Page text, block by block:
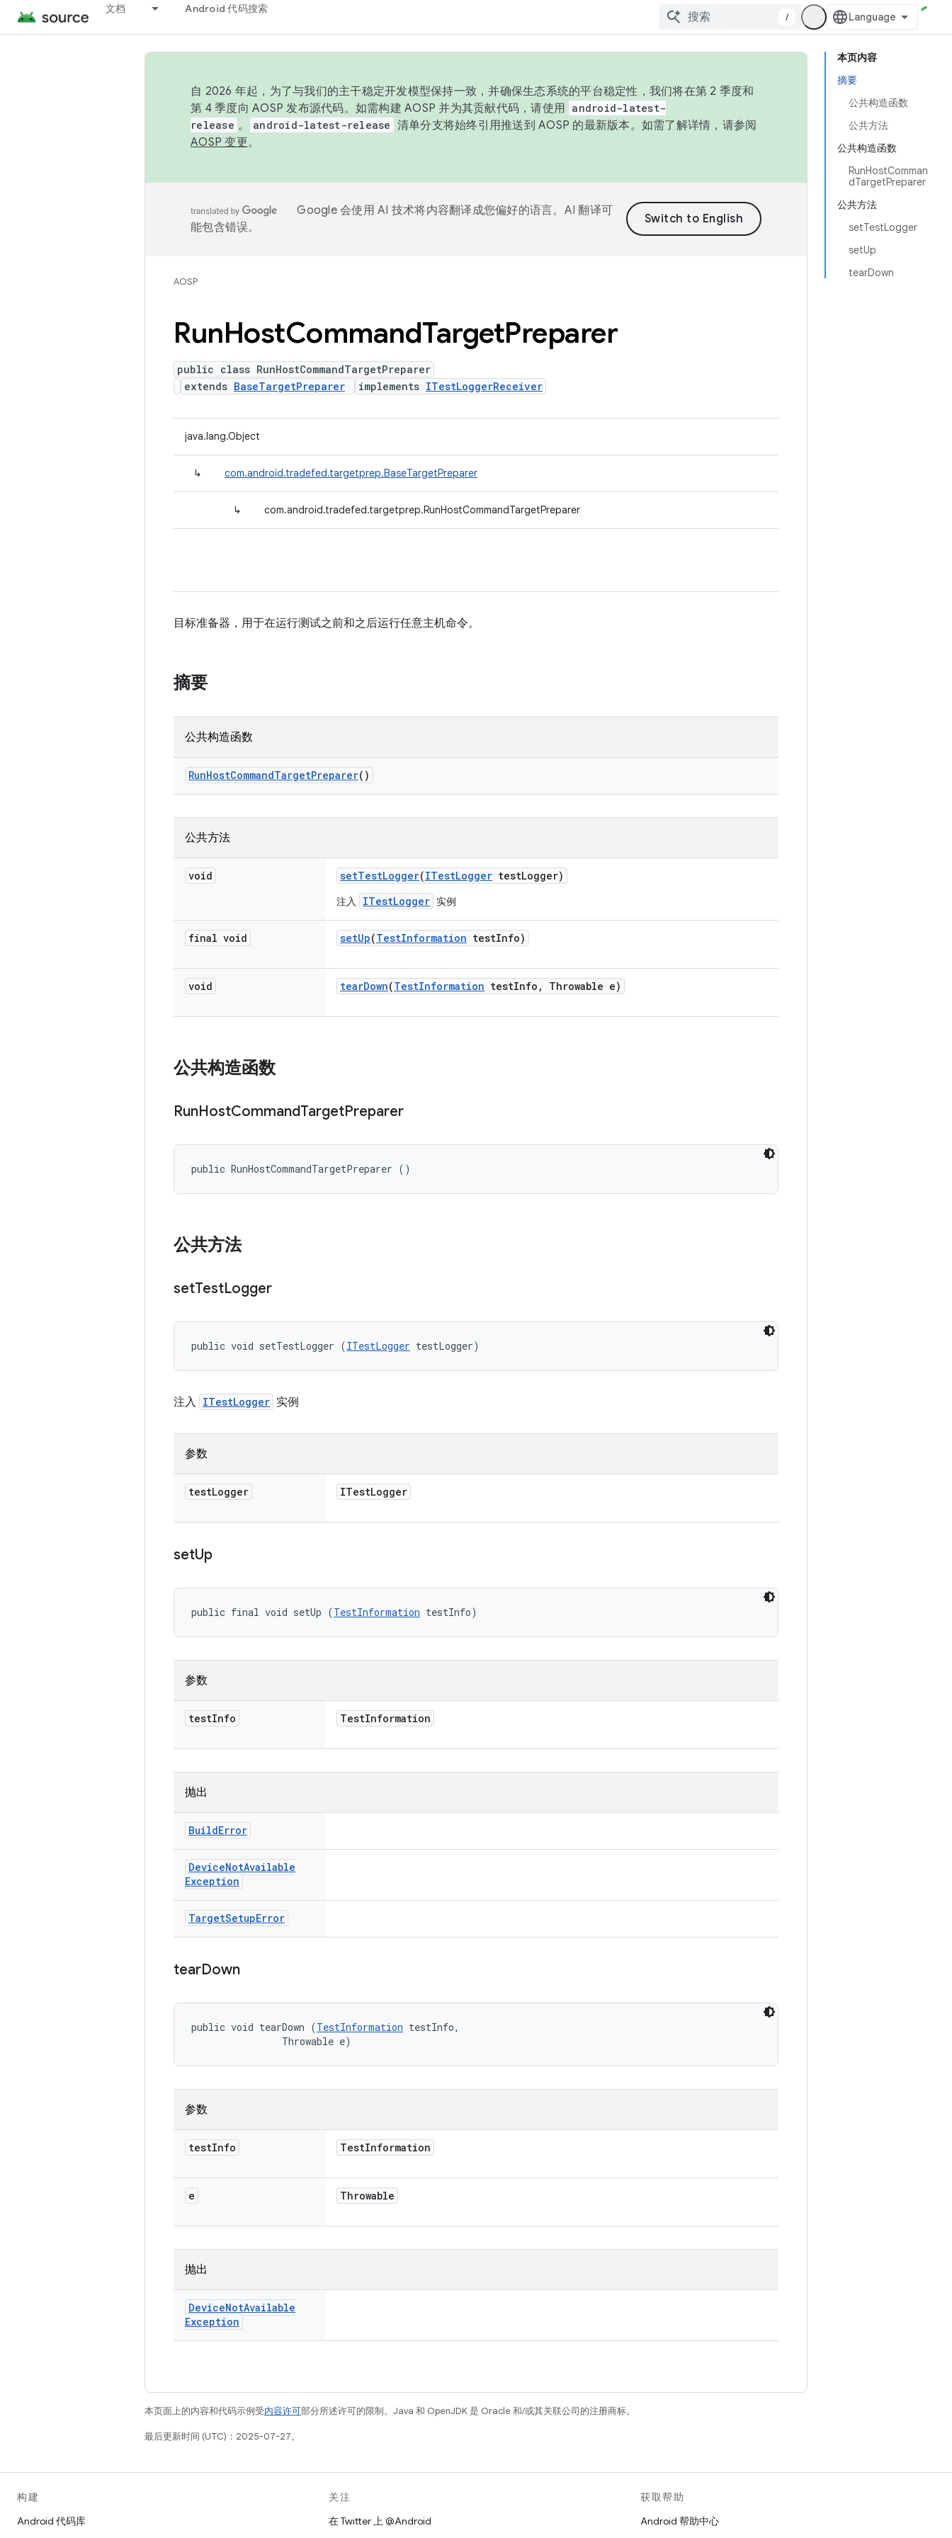
文档 Android 代码搜索
/
本页内容
摘要
公共构造函数
公共方法
公共构造函数
RunHostComman
dTargetPreparer
公共方法
setTestLogger
setUp
tearDown
自 2026 年起，为了与我们的主干稳定开发模型保持一致，并确保生态系统的平台稳定性，我们将在第 2 季度和
第 4 季度向 AOSP 发布源代码。如需构建 AOSP 并为其贡献代码，请使用 android-latest-
release 。 android-latest-release 清单分支将始终引用推送到 AOSP 的最新版本。如需了解详情，请参阅
AOSP 变更。
Google 会使用 AI 技术将内容翻译成您偏好的语言。AI 翻译可
能包含错误。
AOSP
RunHostCommandTargetPreparer
public class RunHostCommandTargetPreparer
extends BaseTargetPreparer implements ITestLoggerReceiver
java.lang.Object
↳ com.android.tradefed.targetprep.BaseTargetPreparer
↳ com.android.tradefed.targetprep.RunHostCommandTargetPreparer
目标准备器，用于在运行测试之前和之后运行任意主机命令。
摘要
公共构造函数
RunHostCommandTargetPreparer()
公共方法
void setTestLogger(ITestLogger testLogger)
注入 ITestLogger 实例
final void setUp(TestInformation testInfo)
void tearDown(TestInformation testInfo , Throwable e)
公共构造函数
RunHostCommandTargetPreparer
public RunHostCommandTargetPreparer ()
公共方法
setTestLogger
public void setTestLogger (ITestLogger testLogger)
注入 ITestLogger 实例
参数
testLogger ITestLogger
setUp
public final void setUp (TestInformation testInfo)
参数
testInfo TestInformation
抛出
BuildError
DeviceNotAvailable
Exception
TargetSetupError
tearDown
public void tearDown (TestInformation testInfo,
                Throwable e)
参数
testInfo TestInformation
e Throwable
抛出
DeviceNotAvailable
Exception
本页面上的内容和代码示例受内容许可部分所述许可的限制。Java 和 OpenJDK 是 Oracle 和/或其关联公司的注册商标。
最后更新时间 (UTC)：2025-07-27。
构建
Android 代码库
关注
在 Twitter 上 @Android
获取帮助
Android 帮助中心